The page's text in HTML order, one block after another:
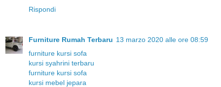
Rispondi
Furniture Rumah Terbaru 13 marzo 2020 alle ore 08:59
furniture kursi sofa
kursi syahrini terbaru
furniture kursi sofa
kursi mebel jepara